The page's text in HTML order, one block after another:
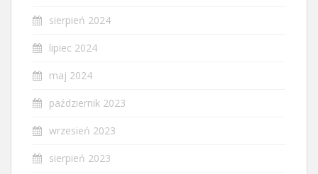
sierpień 2024
lipiec 2024
maj 2024
październik 2023
wrzesień 2023
sierpień 2023